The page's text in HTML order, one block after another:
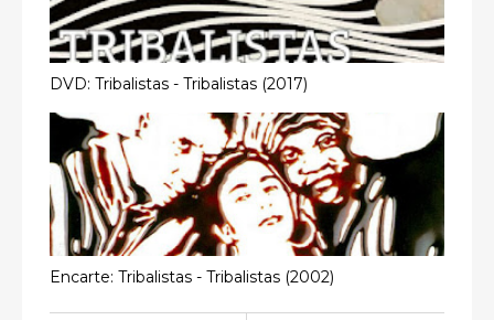
DVD: Tribalistas - Tribalistas (2017)
Encarte: Tribalistas - Tribalistas (2002)